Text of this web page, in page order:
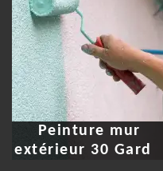
Peinture mur
extérieur 30 Gard